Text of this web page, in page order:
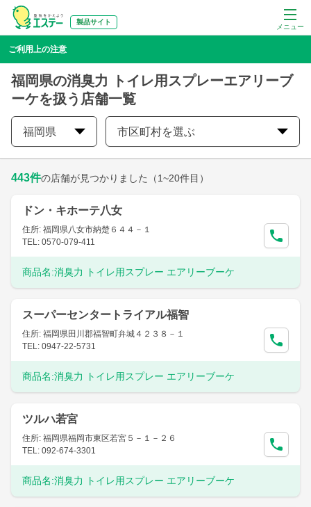
メニュー
製品サイト
ご利用上の注意
福岡県の消臭力 トイレ用スプレーエアリーブ
ーケを扱う店舗一覧
福岡県 市区町村を選ぶ
443件の店舗が見つかりました （1~20件目）
ドン・キホーテ八女
住所: 福岡県八女市納楚６４４－１
TEL: 0570-079-411
商品名:消臭力 トイレ用スプレー エアリーブーケ
スーパーセンタートライアル福智
住所: 福岡県田川郡福智町弁城４２３８－１
TEL: 0947-22-5731
商品名:消臭力 トイレ用スプレー エアリーブーケ
ツルハ若宮
住所: 福岡県福岡市東区若宮５－１－２６
TEL: 092-674-3301
商品名:消臭力 トイレ用スプレー エアリーブーケ